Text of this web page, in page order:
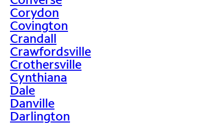
Corydon
Covington
Crandall
Crawfordsville
Crothersville
Cynthiana
Dale
Danville
Darlington